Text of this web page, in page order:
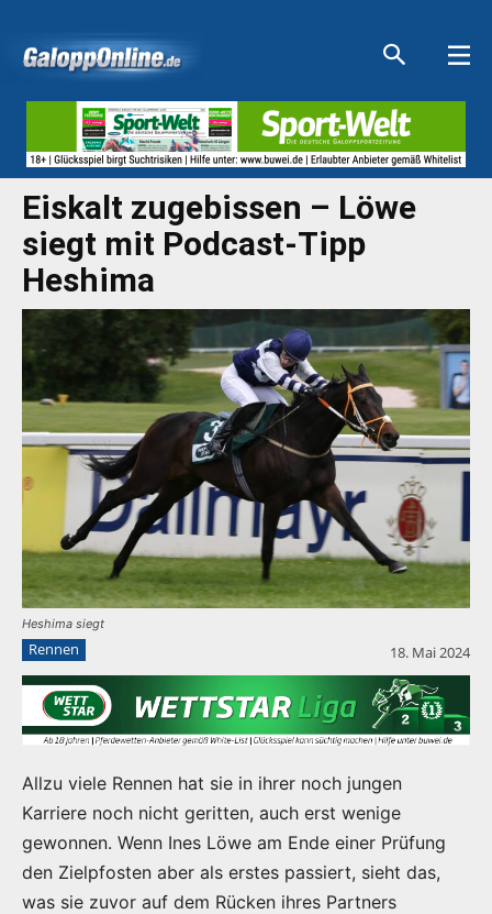
Eiskalt zugebissen – Löwe
siegt mit Podcast-Tipp
Heshima
Heshima siegt
Rennen 18. Mai 2024
Allzu viele Rennen hat sie in ihrer noch jungen
Karriere noch nicht geritten, auch erst wenige
gewonnen. Wenn Ines Löwe am Ende einer Prüfung
den Zielpfosten aber als erstes passiert, sieht das,
was sie zuvor auf dem Rücken ihres Partners